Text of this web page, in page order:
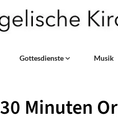
Gottesdienste Musik
30 Minuten